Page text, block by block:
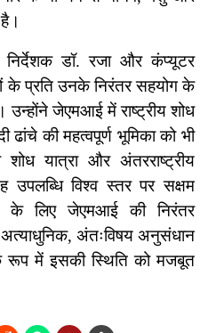
डॉ. रजा और कंप्यूटर
के प्रति उनके निरंतर सहयोग के
उन्होंने जेएमआई में राष्ट्रीय शोध
की महत्वपूर्ण भूमिका को भी
यात्रा और अंतरराष्ट्रीय
उपलब्धि विश्व स्तर पर सक्षम
के लिए जेएमआई की निरंतर
अत्याधुनिक, अंतःविषय अनुसंधान
में इसकी स्थिति को मजबूत